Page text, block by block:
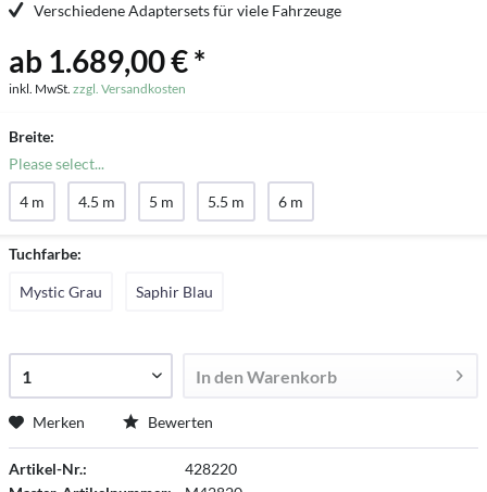
Verschiedene Adaptersets für viele Fahrzeuge
ab 1.689,00 € *
inkl. MwSt. zzgl. Versandkosten
Breite:
Please select...
4 m 4.5 m 5 m 5.5 m 6 m
Tuchfarbe:
Mystic Grau Saphir Blau
In den Warenkorb
Merken Bewerten
Artikel-Nr.:
428220